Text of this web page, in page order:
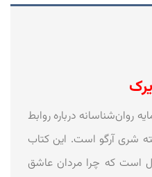
روان‌شناسانه درباره روابط
شری آرگو است. این کتاب
است که چرا مردان عاشق